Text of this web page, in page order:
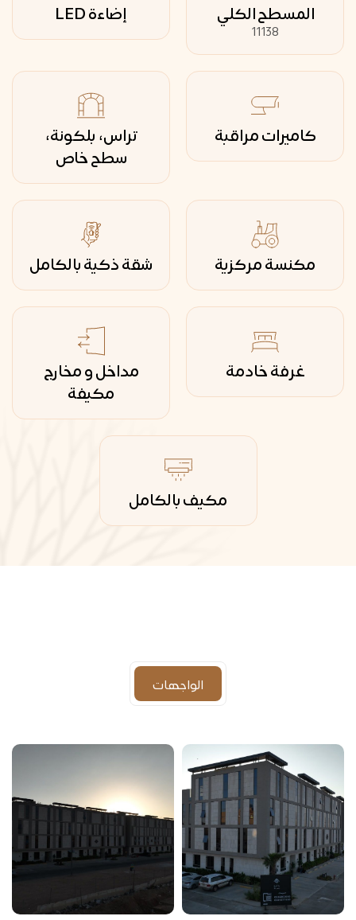
المسطح الكلي
11138
إضاءة LED
كاميرات مراقبة
تراس، بلكونة،
سطح خاص
مكنسة مركزية شقة ذكية بالكامل
غرفة خادمة
مداخل و مخارج
مكيفة
مكيف بالكامل
الواجهات